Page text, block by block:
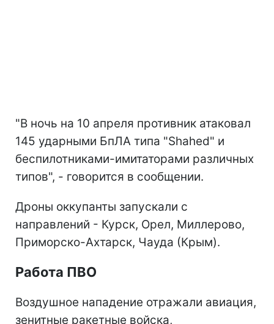
"В ночь на 10 апреля противник атаковал
145 ударными БпЛА типа "Shahed" и
беспилотниками-имитаторами различных
типов", - говорится в сообщении.
Дроны оккупанты запускали с
направлений - Курск, Орел, Миллерово,
Приморско-Ахтарск, Чауда (Крым).
Работа ПВО
Воздушное нападение отражали авиация,
зенитные ракетные войска,